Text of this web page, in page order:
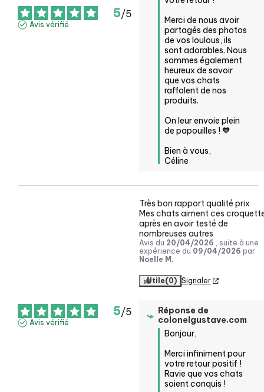
5/5
Avis vérifié
Merci de nous avoir
partagés des photos
de vos loulous, ils
sont adorables. Nous
sommes également
heureux de savoir
que vos chats
raffolent de nos
produits.
On leur envoie plein
de papouilles ! 🧡
Bien à vous,
Céline
5/5
Avis vérifié
Très bon rapport qualité prix
Mes chats aiment ces
après en avoir testé de
nombreuses autres
Avis du 20/04/2026 , suite à une
expérience du 09/04/2026 par
Noelle M.
Utile(0) Signaler
Réponse de
colonelgustave.com
Bonjour,
Merci infiniment pour
votre retour positif !
Ravie que vos chats
soient conquis !